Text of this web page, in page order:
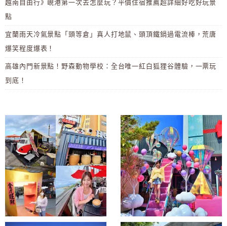
越南自由行》峴港第一次去怎麼玩？平價住宿推薦超詳細好吃好玩景
點
宜蘭雨天冷氣景點「頭等倉」真人打地鼠、頭頂鐵鍋過電流棒，荒唐
爆笑程度爆表！
高雄內門新景點！野森動物學校：全台唯一紅白狐狸谷體驗，一票玩
到底！